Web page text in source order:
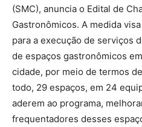
(SMC), anuncia o Edital de
Gastronômicos. A medida
para a execução de serviços
de espaços gastronômicos
cidade, por meio de termos
todo, 29 espaços, em 24
aderem ao programa,
frequentadores desses